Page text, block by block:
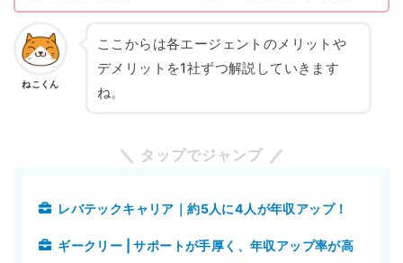
ねこくん
ここからは各エージェントのメリットや
デメリットを1社ずつ解説していきます
ね。
タップでジャンプ
レバテックキャリア｜約5人に4人が年収アップ！
ギークリー | サポートが手厚く、年収アップ率が高